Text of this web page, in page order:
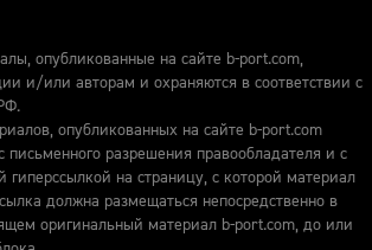
опубликованные на сайте b-port.com,
и/или авторам и охраняются в соответствии с
опубликованных на сайте b-port.com
письменного разрешения правообладателя и с
гиперссылкой на страницу, с которой материал
должна размещаться непосредственно в
оригинальный материал b-port.com, до или